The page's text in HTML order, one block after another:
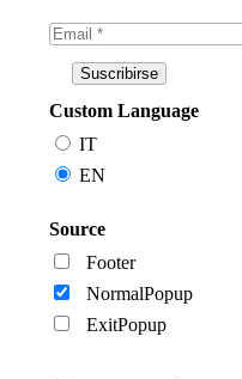
Custom Language
IT
EN
Source
Footer
NormalPopup
ExitPopup